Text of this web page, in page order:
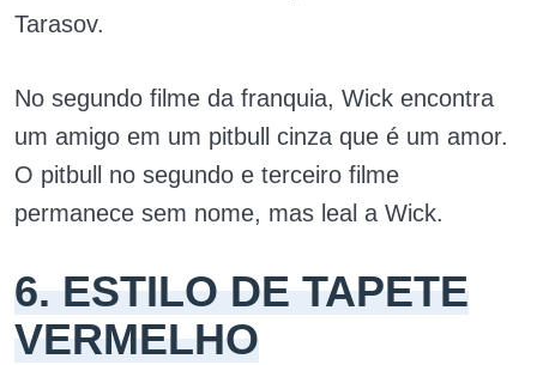
Tarasov.
No segundo filme da franquia, Wick encontra
um amigo em um pitbull cinza que é um amor.
O pitbull no segundo e terceiro filme
permanece sem nome, mas leal a Wick.
6. ESTILO DE TAPETE
VERMELHO